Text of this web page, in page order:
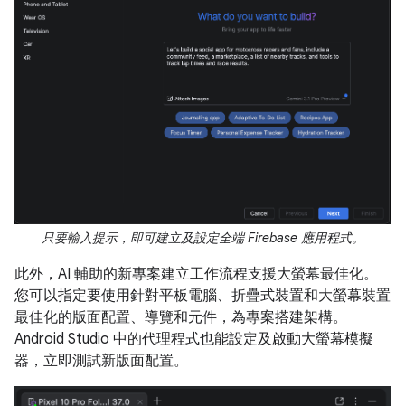
只要輸入提示，即可建立及設定全端 Firebase 應用程式。
此外，AI 輔助的新專案建立工作流程支援大螢幕最佳化。
您可以指定要使用針對平板電腦、折疊式裝置和大螢幕裝置
最佳化的版面配置、導覽和元件，為專案搭建架構。
Android Studio 中的代理程式也能設定及啟動大螢幕模擬
器，立即測試新版面配置。